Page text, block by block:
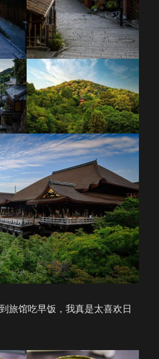
旅馆吃早饭，我真是太喜欢日